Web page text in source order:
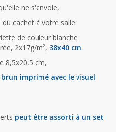
ne s'envole,
cachet à votre salle.
de couleur blanche
2x17g/m², 38x40 cm.
8,5x20,5 cm,
imprimé avec le visuel
peut être assorti à un set